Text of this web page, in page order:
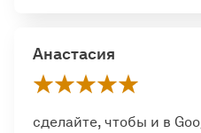
Анастасия
сделайте, чтобы и в